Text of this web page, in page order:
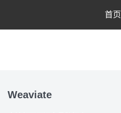
首页
Weaviate